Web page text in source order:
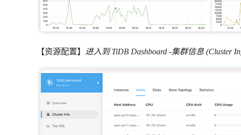
【资源配置】 进入到 TiDB Dashboard -集群信息 (Cluster